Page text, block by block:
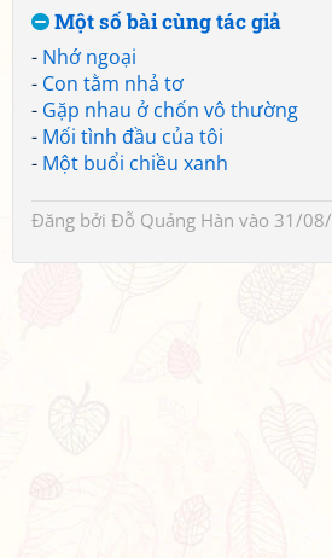
Một số bài cùng tác giả
- Nhớ ngoại
- Con tằm nhả tơ
- Gặp nhau ở chốn vô thường
- Mối tình đầu của tôi
- Một buổi chiều xanh
Đăng bởi Đỗ Quảng Hàn vào 31/